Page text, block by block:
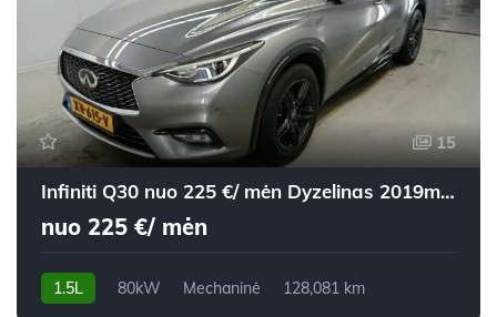
15
Infiniti Q30 nuo 225 €/ mėn Dyzelinas 2019m. Visureigis Mechaninė
nuo 225 €/ mėn
1.5L 80kW Mechaninė
128,081 km